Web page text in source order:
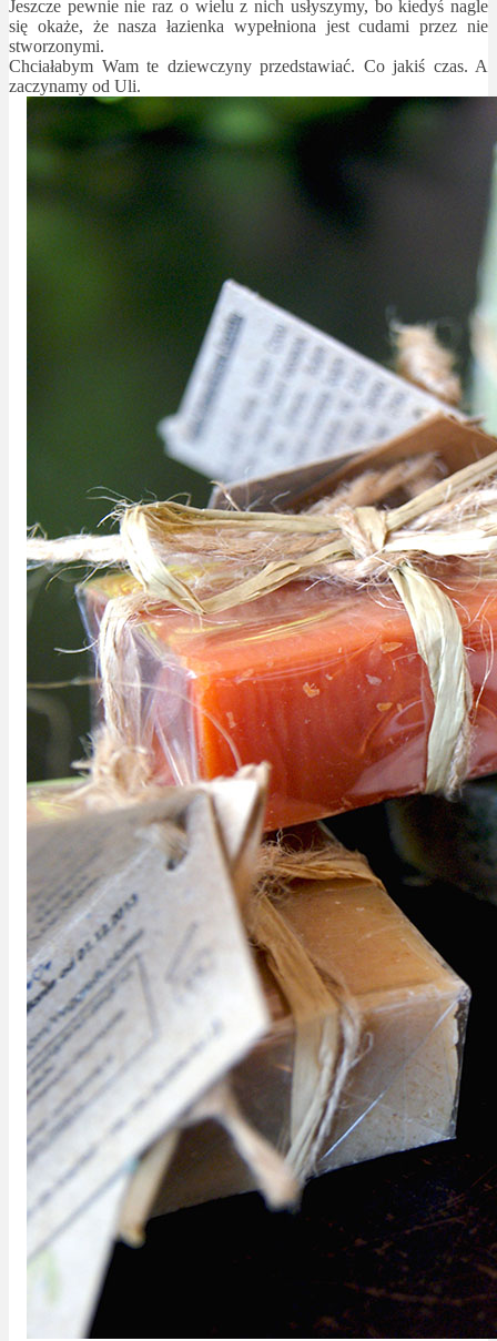
Jeszcze pewnie nie raz o wielu z nich usłyszymy, bo kiedyś nagle
się okaże, że nasza łazienka wypełniona jest cudami przez nie
stworzonymi.
Chciałabym Wam te dziewczyny przedstawiać. Co jakiś czas. A
zaczynamy od Uli.